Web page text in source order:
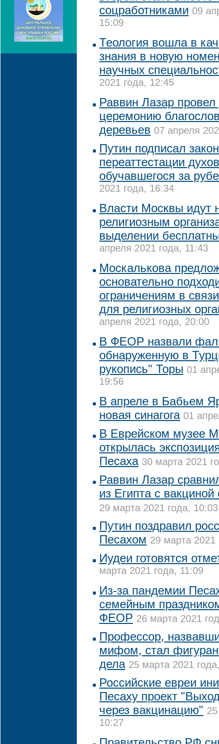
соцработниками 09
15:09
Теология вошла в
знания в новую
научных
2021 года, 12:45
Раввин Лазар
церемонию
деревьев 07 апреля
Путин подписал
переаттестации
обучавшегося за
2021 года, 16:34
Власти Москвы идут
религиозным
выделении
апреля 2021 года, 11:43
Москалькова
основательно
ограничениям в
для религиозных
апреля 2021 года, 20:00
В ФЕОР назвали
обнаруженную в
рукопись" Торы 01
19:56
В апреле в Бабьем
новая синагога 01
В Еврейском музее
открылась
Песаха 30 марта 2021
Раввин Лазар
из Египта с вакциной
29 марта 2021 года, 10:03
Путин поздравил
Песахом 29 марта 2021
Иудеи готовятся
марта 2021 года, 11:09
Из-за пандемии
семейным
ФЕОР 26 марта 2021
Профессор,
мифом, стал
дела 25 марта 2021
Российские евреи
Песаху проект
через вакцинацию"
10:27